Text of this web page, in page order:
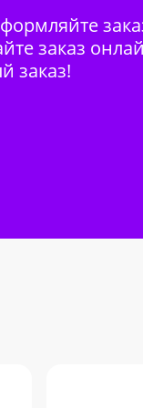
заказ
заказ!